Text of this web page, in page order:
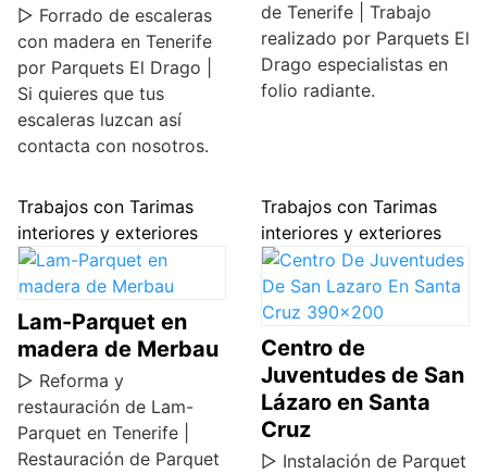
▷ Forrado de escaleras
con madera en Tenerife
por Parquets El Drago |
Si quieres que tus
escaleras luzcan así
contacta con nosotros.
de Tenerife | Trabajo
realizado por Parquets El
Drago especialistas en
folio radiante.
Trabajos con Tarimas
interiores y exteriores
Lam-Parquet en
madera de Merbau
▷ Reforma y
restauración de Lam-
Parquet en Tenerife |
Restauración de Parquet
Trabajos con Tarimas
interiores y exteriores
Centro de
Juventudes de San
Lázaro en Santa
Cruz
▷ Instalación de Parquet